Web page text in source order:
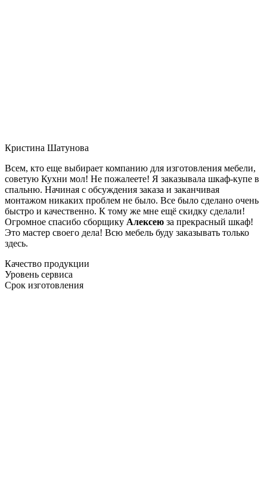
Кристина Шатунова
Всем, кто еще выбирает компанию для изготовления мебели,
советую Кухни мол! Не пожалеете! Я заказывала шкаф-купе в
спальню. Начиная с обсуждения заказа и заканчивая
монтажом никаких проблем не было. Все было сделано очень
быстро и качественно. К тому же мне ещё скидку сделали!
Огромное спасибо сборщику Алексею за прекрасный шкаф!
Это мастер своего дела! Всю мебель буду заказывать только
здесь.
Качество продукции
Уровень сервиса
Срок изготовления